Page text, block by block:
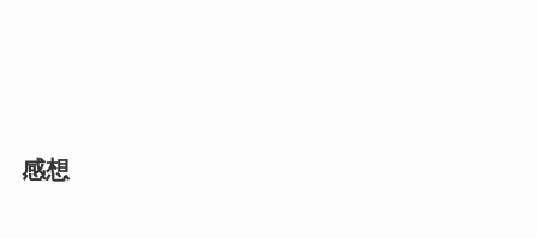
感想